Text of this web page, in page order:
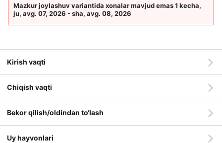
Mazkur joylashuv variantida xonalar mavjud emas 1 kecha,
ju, avg. 07, 2026 - sha, avg. 08, 2026
Kirish vaqti
Chiqish vaqti
Bekor qilish/oldindan to‘lash
Uy hayvonlari